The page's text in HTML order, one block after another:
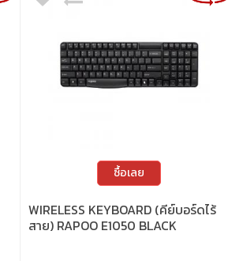
ซื้อเลย
WIRELESS KEYBOARD (คีย์บอร์ดไร้
สาย) RAPOO E1050 BLACK